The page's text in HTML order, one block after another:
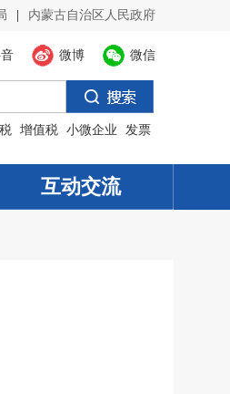
内蒙古自治区人民政府
微信
微博
增值税 小微企业 发票
互动交流
互动交流